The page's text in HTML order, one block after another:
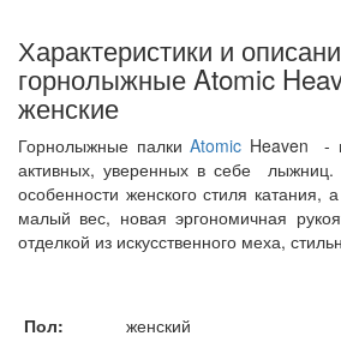
Характеристики и
горнолыжные Atomic
женские
Горнолыжные палкиAtomic Heaven -
активных, уверенных в себе
особенности женского стиля катания,
малый вес, новая эргономичная
отделкой из искусственного меха,
Пол:
женский